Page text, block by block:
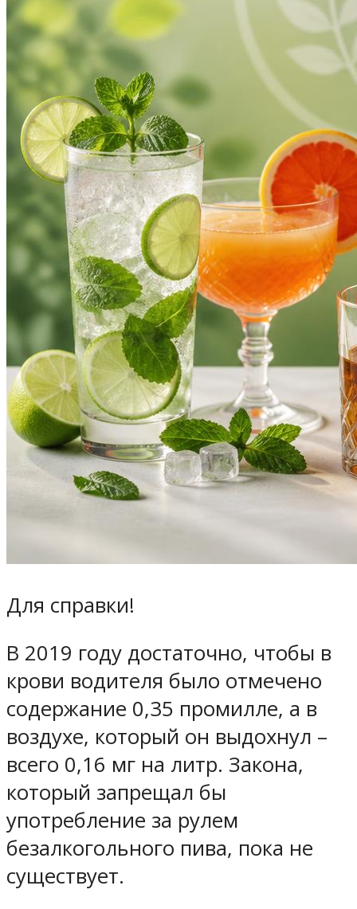
Для справки!
В 2019 году достаточно, чтобы в
крови водителя было отмечено
содержание 0,35 промилле, а в
воздухе, который он выдохнул –
всего 0,16 мг на литр. Закона,
который запрещал бы
употребление за рулем
безалкогольного пива, пока не
существует.